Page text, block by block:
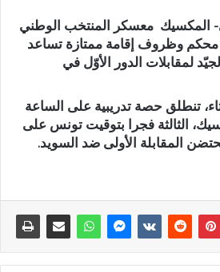
المكسيك معسكر المنتخب الوطني
محكم وظروف إقامة ممتازة تساعد
لمقابلات الدور الأوّل في
تنطلق حصة تدريبية على الساعة
الثالثة فجرا بتوقيت تونس على
المقابلة الأولى ضد السويد.